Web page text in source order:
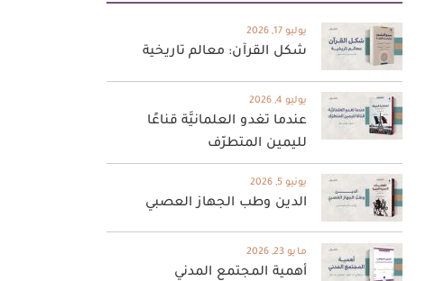
يوليو 17, 2026
شكل القرآن: معالم تاريخية
يوليو 4, 2026
عندما تغدو العلمانيَّة قناعًا
لليمين المتطرّف
يونيو 5, 2026
الدين وطب الجهاز العصبي
مايو 23, 2026
أهمية المجتمع المدني